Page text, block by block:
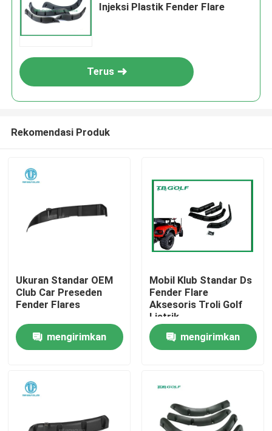
Rumah
Produk
Tentang kami
Injeksi Plastik Fender Flare
Terus
Rekomendasi Produk
Ukuran Standar OEM
Club Car Preseden
Fender Flares
mengirimkan
Mobil Klub Standar Ds
Fender Flare
Aksesoris Troli Golf
Listrik
mengirimkan